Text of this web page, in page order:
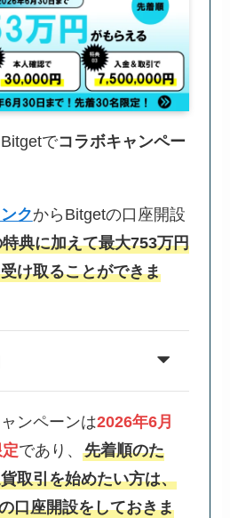
でコラボキャンペー
クからBitgetの口座開設
典に加えて最大753万円
け取ることができま
ンペーンは2026年6月
であり、 先着順のた
取引を始めたい方は、
口座開設をしておきま